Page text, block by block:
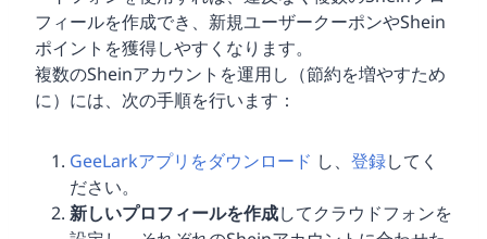
フィールを作成でき、新規ユーザークーポンやShein
ポイントを獲得しやすくなります。
複数のSheinアカウントを運用し（節約を増やすため
に）には、次の手順を行います：
GeeLarkアプリをダウンロード し、 登録してく
ださい。
新しいプロフィールを作成してクラウドフォンを